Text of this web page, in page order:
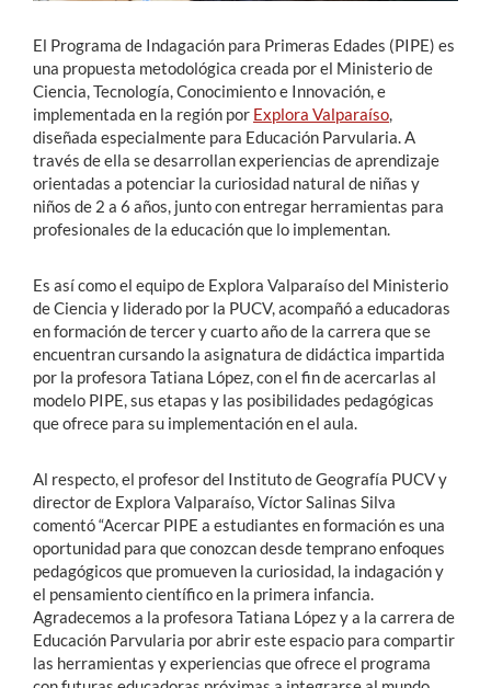
El Programa de Indagación para Primeras Edades (PIPE) es
una propuesta metodológica creada por el Ministerio de
Ciencia, Tecnología, Conocimiento e Innovación, e
implementada en la región por Explora Valparaíso
diseñada especialmente para Educación Parvularia. A
través de ella se desarrollan experiencias de aprendizaje
orientadas a potenciar la curiosidad natural de niñas y
niños de 2 a 6 años, junto con entregar herramientas para
profesionales de la educación que lo implementan.
Es así como el equipo de Explora Valparaíso del Ministerio
de Ciencia y liderado por la PUCV, acompañó a educadoras
en formación de tercer y cuarto año de la carrera que se
encuentran cursando la asignatura de didáctica impartida
por la profesora Tatiana López, con el fin de acercarlas al
modelo PIPE, sus etapas y las posibilidades pedagógicas
que ofrece para su implementación en el aula.
Al respecto, el profesor del Instituto de Geografía PUCV y
director de Explora Valparaíso, Víctor Salinas Silva
comentó “Acercar PIPE a estudiantes en formación es una
oportunidad para que conozcan desde temprano enfoques
pedagógicos que promueven la curiosidad, la indagación y
el pensamiento científico en la primera infancia.
Agradecemos a la profesora Tatiana López y a la carrera de
Educación Parvularia por abrir este espacio para compartir
las herramientas y experiencias que ofrece el programa